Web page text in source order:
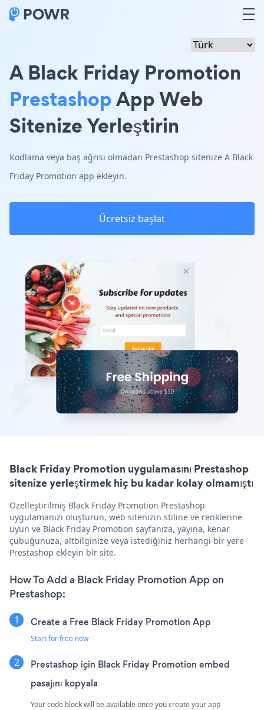
A Black Friday Promotion
PrestashopApp Web
Sitenize Yerleştirin
Kodlama veya baş ağrısı olmadan Prestashop sitenize A Black
Friday Promotion app ekleyin.
Ücretsiz başlat
Black Friday Promotion uygulamasını Prestashop
sitenize yerleştirmek hiç bu kadar kolay olmamıştı
Özelleştirilmiş Black Friday Promotion Prestashop
uygulamanızı oluşturun, web sitenizin stiline ve renklerine
uyun ve Black Friday Promotion sayfanıza, yayına, kenar
çubuğunuza, altbilginize veya istediğiniz herhangi bir yere
Prestashop ekleyin bir site.
How To Add a Black Friday Promotion App on
Prestashop:
Create a Free Black Friday Promotion App
Start for free now
Prestashop için Black Friday Promotion embed
pasajını kopyala
Your code block will be available once you create your app